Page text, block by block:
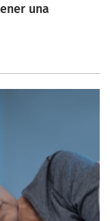
una